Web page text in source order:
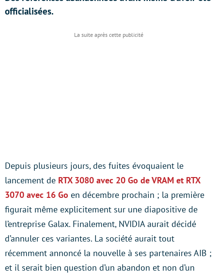
officialisées.
Depuis plusieurs jours, des fuites évoquaient le
lancement de RTX 3080 avec 20 Go de VRAM et RTX
3070 avec 16 Go en décembre prochain ; la première
figurait même explicitement sur une diapositive de
l’entreprise Galax. Finalement, NVIDIA aurait décidé
d’annuler ces variantes. La société aurait tout
récemment annoncé la nouvelle à ses partenaires AIB ;
et il serait bien question d’un abandon et non d’un